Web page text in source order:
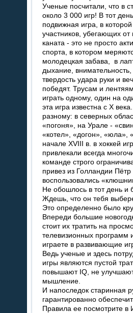
Ученые посчитали, что в
около 3 000 игр! В тот
подвижная игра, в
участников, убегающих
каната - это не просто
спорта, в котором
молодецкая забава, в
дыхание, внимательность,
твердость удара руки и
победят. Трусам и
играть одному, один на
эта игра известна с X
разному: в северных
«погоня», на Урале -
«котел», «догон», «юла»,
начале XVIII в. в хоккей
привлекали всегда
команде строго
привез из Голландии
воспользовались
Не обошлось в тот день и
Ждешь, что он тебя
Это определенно было
Впереди большие
стоит их тратить на
телевизионных программ
играете в развивающие
Ведь ученые и здесь
игры являются пустой
повышают IQ, не
мышление.
И напоследок старинная
гарантированно
Правила ее посмотрите в